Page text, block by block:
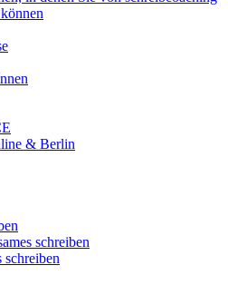
& Berlin
schreiben
schreiben